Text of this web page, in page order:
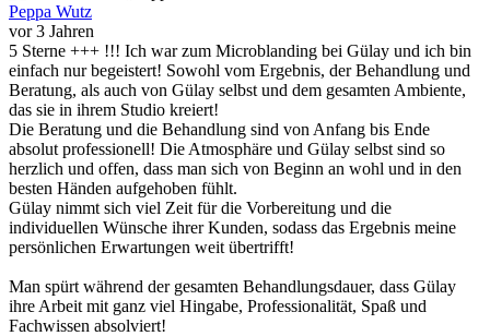
Peppa Wutz
vor 3 Jahren
5 Sterne +++ !!! Ich war zum Microblanding bei Gülay und ich bin
einfach nur begeistert! Sowohl vom Ergebnis, der Behandlung und
Beratung, als auch von Gülay selbst und dem gesamten Ambiente,
das sie in ihrem Studio kreiert!
Die Beratung und die Behandlung sind von Anfang bis Ende
absolut professionell! Die Atmosphäre und Gülay selbst sind so
herzlich und offen, dass man sich von Beginn an wohl und in den
besten Händen aufgehoben fühlt.
Gülay nimmt sich viel Zeit für die Vorbereitung und die
individuellen Wünsche ihrer Kunden, sodass das Ergebnis meine
persönlichen Erwartungen weit übertrifft!
Man spürt während der gesamten Behandlungsdauer, dass Gülay
ihre Arbeit mit ganz viel Hingabe, Professionalität, Spaß und
Fachwissen absolviert!